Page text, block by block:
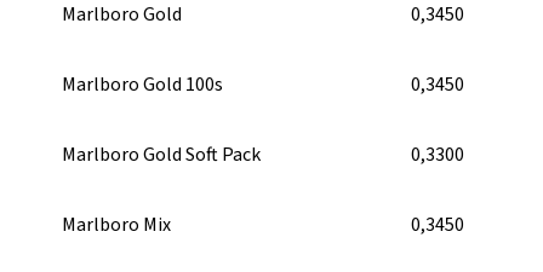
Marlboro Gold 0,3450
Marlboro Gold 100s 0,3450
Marlboro Gold Soft Pack 0,3300
Marlboro Mix 0,3450